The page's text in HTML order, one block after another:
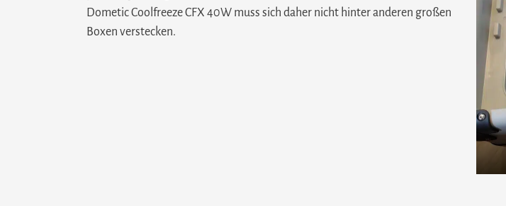
Dometic Coolfreeze CFX 40W muss sich daher nicht hinter anderen großen
Boxen verstecken.